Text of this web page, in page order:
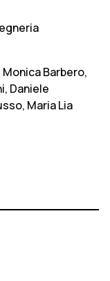
Barbero,
Daniele
Maria Lia